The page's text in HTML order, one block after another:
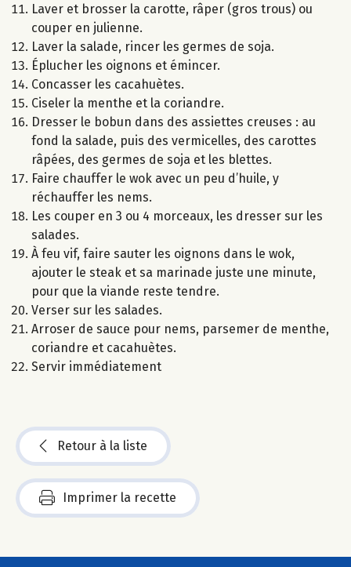
Laver et brosser la carotte, râper (gros trous) ou
couper en julienne.
Laver la salade, rincer les germes de soja.
Éplucher les oignons et émincer.
Concasser les cacahuètes.
Ciseler la menthe et la coriandre.
Dresser le bobun dans des assiettes creuses : au
fond la salade, puis des vermicelles, des carottes
râpées, des germes de soja et les blettes.
Faire chauffer le wok avec un peu d’huile, y
réchauffer les nems.
Les couper en 3 ou 4 morceaux, les dresser sur les
salades.
À feu vif, faire sauter les oignons dans le wok,
ajouter le steak et sa marinade juste une minute,
pour que la viande reste tendre.
Verser sur les salades.
Arroser de sauce pour nems, parsemer de menthe,
coriandre et cacahuètes.
Servir immédiatement
Retour à la liste
Imprimer la recette